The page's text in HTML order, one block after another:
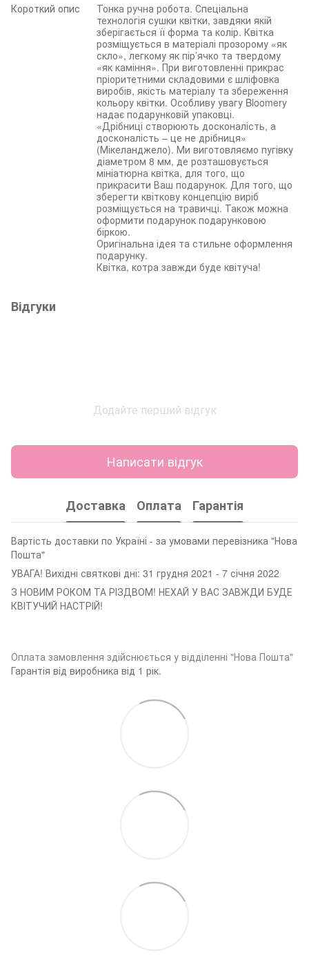
Короткий опис
Тонка ручна робота. Спеціальна
технологія сушки квітки, завдяки якій
зберігається її форма та колір. Квітка
розміщується в матеріалі прозорому «як
скло», легкому як пір’ячко та твердому
«як каміння». При виготовленні прикрас
пріоритетними складовими є шліфовка
виробів, якість матеріалу та збереження
кольору квітки. Особливу увагу Bloomery
надає подарунковій упаковці.
«Дрібниці створюють досконалість, а
досконалість – це не дрібниця»
(Мікеланджело). Ми виготовляємо пугівку
діаметром 8 мм, де розташовується
мініатюрна квітка, для того, що
прикрасити Ваш подарунок. Для того, що
зберегти квіткову концепцію виріб
розміщується на травичці. Також можна
оформити подарунок подарунковою
біркою.
Оригінальна ідея та стильне оформлення
подарунку.
Квітка, котра завжди буде квітуча!
Відгуки
Додайте перший відгук
Написати відгук
Доставка Оплата Гарантія
Вартість доставки по Україні - за умовами перевізника "Нова
Пошта"
УВАГА! Вихідні святкові дні: 31 грудня 2021 - 7 січня 2022
З НОВИМ РОКОМ ТА РІЗДВОМ! НЕХАЙ У ВАС ЗАВЖДИ БУДЕ
КВІТУЧИЙ НАСТРІЙ!
Оплата замовлення здійснюється у відділенні "Нова Пошта"
Гарантія від виробника від 1 рік.